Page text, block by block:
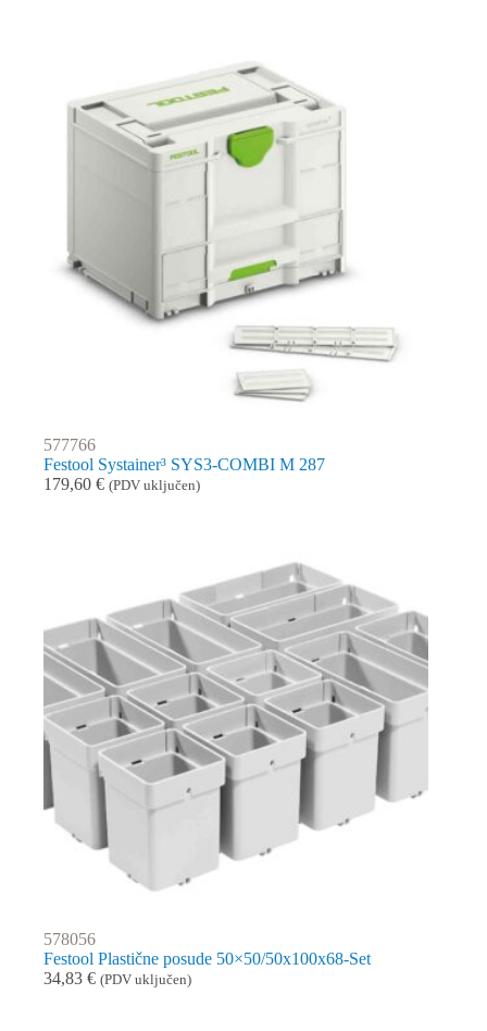
577766
Festool Systainer³ SYS3-COMBI M 287
179,60 € (PDV uključen)
578056
Festool Plastične posude 50×50/50x100x68-Set
34,83 € (PDV uključen)